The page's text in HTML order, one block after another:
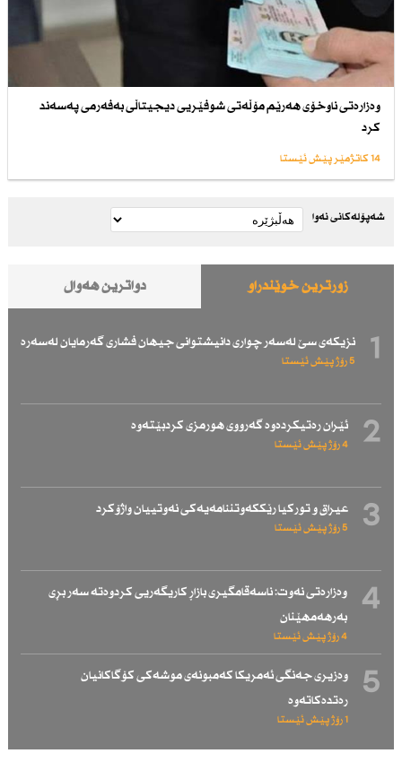
وەزارەتی ناوخۆی هەرێم مۆڵەتی شوفێریی دیجیتاڵی بەفەرمی پەسەند
كرد
14 کاتژمێر پێش ئێستا
شەپۆلەکانی نەوا
زۆرترین خوێندراو دواترین هەواڵ
1 نزیكەی سێ لەسەر چواری دانیشتوانی جیهان فشاری گەرمایان لەسەرە
5 رۆژ پێش ئێستا
2 ئێران رەتیكردەوە گەرووی هورمزی كردبێتەوە
4 رۆژ پێش ئێستا
3 عیراق و توركیا رێككەوتننامەیەكی نەوتییان واژۆكرد
5 رۆژ پێش ئێستا
4
وەزارەتی نەوت: ناسەقامگیری بازاڕ كاریگەریی كردوەتە سەر بڕی
بەرهەمهێنان
4 رۆژ پێش ئێستا
5
وەزیری جەنگی ئەمریكا كەمبونەی موشەكی كۆگاكانیان
رەتدەكاتەوە
1 رۆژ پێش ئێستا